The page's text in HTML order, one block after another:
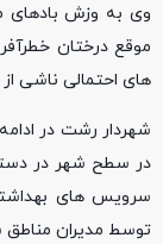
وی به وزش بادهای
موقع درختان
های احتمالی ناشی
شهردار رشت در
در سطح شهر در
سرویس های بهداشتی
توسط مدیران